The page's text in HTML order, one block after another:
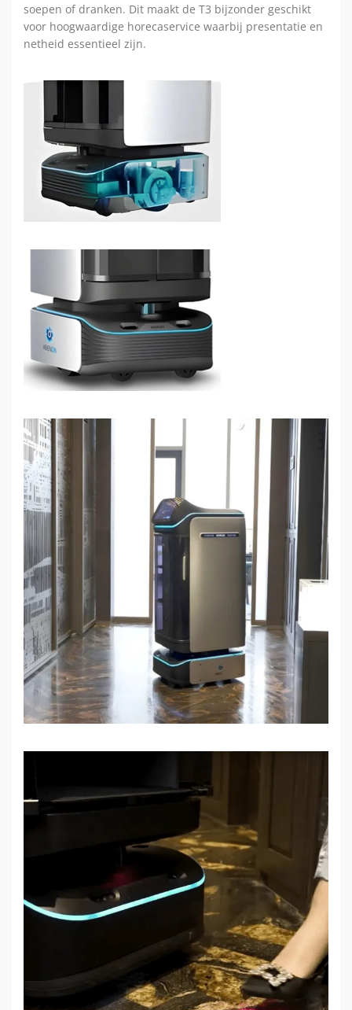
soepen of dranken. Dit maakt de T3 bijzonder geschikt
voor hoogwaardige horecaservice waarbij presentatie en
netheid essentieel zijn.